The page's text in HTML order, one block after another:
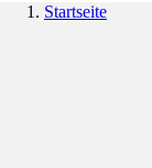
Startseite